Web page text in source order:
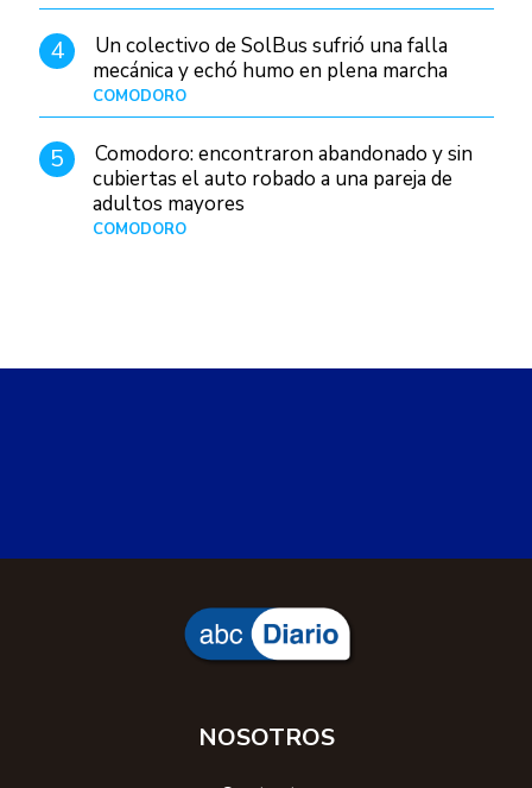
4
Un colectivo de SolBus sufrió una falla
mecánica y echó humo en plena marcha
COMODORO
5
Comodoro: encontraron abandonado y sin
cubiertas el auto robado a una pareja de
adultos mayores
COMODORO
NOSOTROS